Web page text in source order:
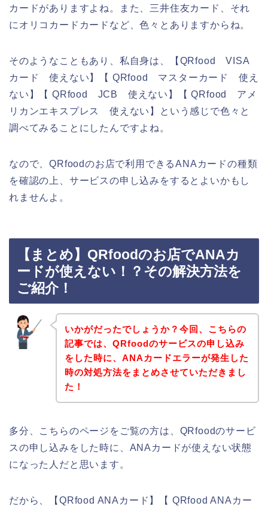
カードがありますよね。また、三井住友カード、それ
にオリコカードカードなど、色々とありますからね。
そのようなこともあり、私自身は、【QRfood VISA
カード 使えない】【 QRfood マスターカード 使え
ない】【 QRfood JCB 使えない】【 QRfood アメ
リカンエキスプレス 使えない】という感じで色々と
調べてみることにしたんですよね。
なので、QRfoodのお店で利用できるANAカードの種類
を確認の上、サービスの申し込みをするとよいかもし
れませんよ。
【まとめ】QRfoodのお店でANAカ
ードが使えない！？その解決方法を
ご紹介！
いかがだったでしょうか？今回、こちらの
記事では、QRfoodのサービスの申し込み
をした時に、ANAカードエラーが発生した
時の対処方法をまとめさせていただきまし
た！
多分、こちらのページをご覧の方は、QRfoodのサービ
スの申し込みをした時に、ANAカードが使えない状態
になった人だと思います。
だから、【QRfood ANAカード】【 QRfood ANAカー